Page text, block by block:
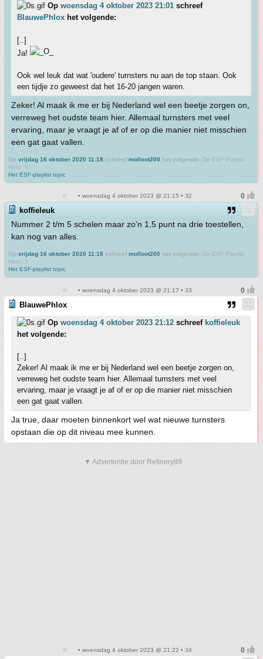
Op woensdag 4 oktober 2023 21:01 schreef
BlauwePhlox het volgende:
[..]
Ja!
Ook wel leuk dat wat 'oudere' turnsters nu aan de top staan. Ook
een tijdje zo geweest dat het 16-20 jarigen waren.
Zeker! Al maak ik me er bij Nederland wel een beetje zorgen on,
verreweg het oudste team hier. Allemaal turnsters met veel
ervaring, maar je vraagt je af of er op die manier niet misschien
een gat gaat vallen.
Op vrijdag 16 oktober 2020 11:18 schreef molloot200 het volgende: De ESF Playlist
Hero :Y
Het ESF-playlist topic
• woensdag 4 oktober 2023 @ 21:15 • 32
koffieleuk
Nummer 2 t/m 5 schelen maar zo'n 1,5 punt na drie toestellen,
kan nog van alles.
Op vrijdag 16 oktober 2020 11:18 schreef molloot200 het volgende: De ESF Playlist
Hero :Y
Het ESF-playlist topic
• woensdag 4 oktober 2023 @ 21:17 • 33
BlauwePhlox
Op woensdag 4 oktober 2023 21:12 schreef koffieleuk
het volgende:
[..]
Zeker! Al maak ik me er bij Nederland wel een beetje zorgen on,
verreweg het oudste team hier. Allemaal turnsters met veel
ervaring, maar je vraagt je af of er op die manier niet misschien
een gat gaat vallen.
Ja true, daar moeten binnenkort wel wat nieuwe turnsters
opstaan die op dit niveau mee kunnen.
▼ Advertentie door Refinery89
• woensdag 4 oktober 2023 @ 21:22 • 34